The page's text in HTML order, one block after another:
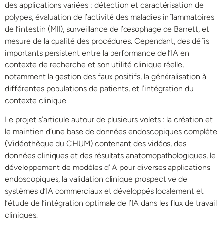
des applications variées : détection et caractérisation de
polypes, évaluation de l’activité des maladies inflammatoires
de l’intestin (MII), surveillance de l’œsophage de Barrett, et
mesure de la qualité des procédures. Cependant, des défis
importants persistent entre la performance de l’IA en
contexte de recherche et son utilité clinique réelle,
notamment la gestion des faux positifs, la généralisation à
différentes populations de patients, et l’intégration du
contexte clinique.
Le projet s’articule autour de plusieurs volets : la création et
le maintien d’une base de données endoscopiques complète
(Vidéothèque du CHUM) contenant des vidéos, des
données cliniques et des résultats anatomopathologiques, le
développement de modèles d’IA pour diverses applications
endoscopiques, la validation clinique prospective de
systèmes d’IA commerciaux et développés localement et
l’étude de l’intégration optimale de l’IA dans les flux de travail
cliniques.